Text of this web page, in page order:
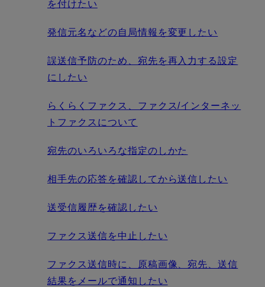
を付けたい
発信元名などの自局情報を変更したい
誤送信予防のため、宛先を再入力する設定
にしたい
らくらくファクス、ファクス/インターネッ
トファクスについて
宛先のいろいろな指定のしかた
相手先の応答を確認してから送信したい
送受信履歴を確認したい
ファクス送信を中止したい
ファクス送信時に、原稿画像、宛先、送信
結果をメールで通知したい